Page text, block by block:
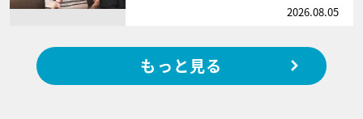
2026.08.05
もっと見る